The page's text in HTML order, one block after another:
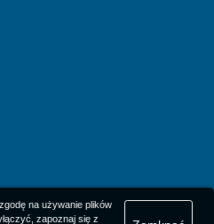
na używanie plików
zapoznaj się z